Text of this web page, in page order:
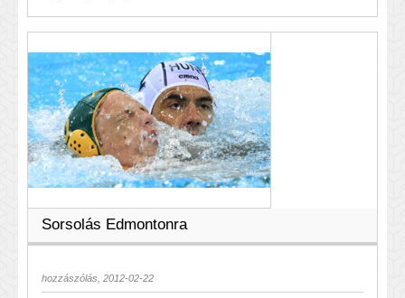
Sorsolás Edmontonra
hozzászólás, 2012-02-22